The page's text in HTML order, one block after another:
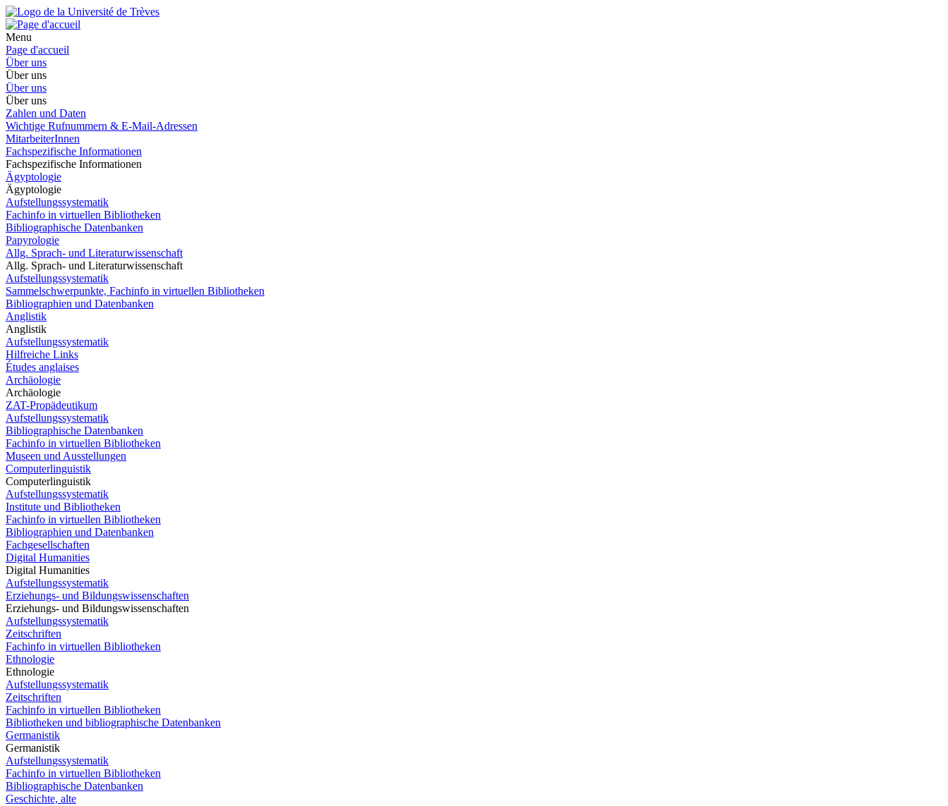
Menu
Page d'accueil
Über uns
Über uns
Über uns
Über uns
Zahlen und Daten
Wichtige Rufnummern & E-Mail-Adressen
MitarbeiterInnen
Fachspezifische Informationen
Fachspezifische Informationen
Ägyptologie
Ägyptologie
Aufstellungssystematik
Fachinfo in virtuellen Bibliotheken
Bibliographische Datenbanken
Papyrologie
Allg. Sprach- und Literaturwissenschaft
Allg. Sprach- und Literaturwissenschaft
Aufstellungssystematik
Sammelschwerpunkte, Fachinfo in virtuellen Bibliotheken
Bibliographien und Datenbanken
Anglistik
Anglistik
Aufstellungssystematik
Hilfreiche Links
Études anglaises
Archäologie
Archäologie
ZAT-Propädeutikum
Aufstellungssystematik
Bibliographische Datenbanken
Fachinfo in virtuellen Bibliotheken
Museen und Ausstellungen
Computerlinguistik
Computerlinguistik
Aufstellungssystematik
Institute und Bibliotheken
Fachinfo in virtuellen Bibliotheken
Bibliographien und Datenbanken
Fachgesellschaften
Digital Humanities
Digital Humanities
Aufstellungssystematik
Erziehungs- und Bildungswissenschaften
Erziehungs- und Bildungswissenschaften
Aufstellungssystematik
Zeitschriften
Fachinfo in virtuellen Bibliotheken
Ethnologie
Ethnologie
Aufstellungssystematik
Zeitschriften
Fachinfo in virtuellen Bibliotheken
Bibliotheken und bibliographische Datenbanken
Germanistik
Germanistik
Aufstellungssystematik
Fachinfo in virtuellen Bibliotheken
Bibliographische Datenbanken
Geschichte, alte